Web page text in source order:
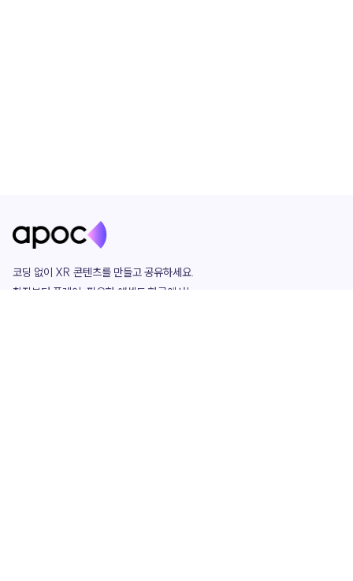
코딩 없이 XR 콘텐츠를 만들고 공유하세요.
창작부터 플레이, 필요한 애셋도 한곳에서!